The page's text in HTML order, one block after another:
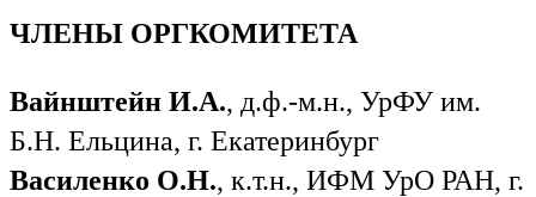
ЧЛЕНЫ ОРГКОМИТЕТА
Вайнштейн И.А., д.ф.-м.н., УрФУ им.
Б.Н. Ельцина, г. Екатеринбург
Василенко О.Н., к.т.н., ИФМ УрО РАН, г.